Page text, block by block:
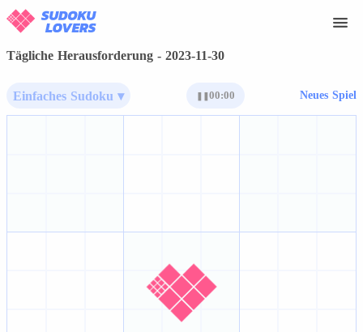
Tägliche Herausforderung - 2023-11-30
Einfaches Sudoku ▾ 00:00 Neues Spiel